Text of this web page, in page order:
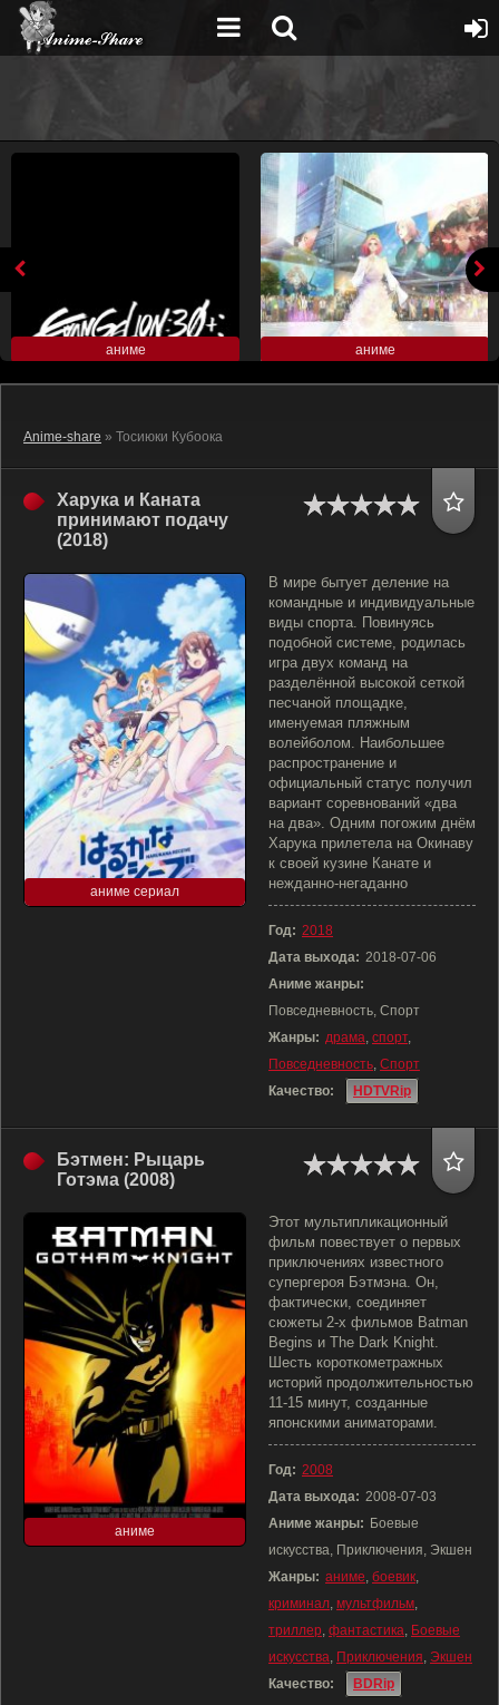
аниме аниме
Anime-share » Тосиюки Кубоока
Харука и Каната
принимают подачу
(2018)
аниме сериал
В мире бытует деление на
командные и индивидуальные
виды спорта. Повинуясь
подобной системе, родилась
игра двух команд на
разделённой высокой сеткой
песчаной площадке,
именуемая пляжным
волейболом. Наибольшее
распространение и
официальный статус получил
вариант соревнований «два
на два». Одним погожим днём
Харука прилетела на Окинаву
к своей кузине Канате и
нежданно-негаданно
Год: 2018
Дата выхода: 2018-07-06
Аниме жанры:
Повседневность, Спорт
Жанры: драма, спорт,
Повседневность, Спорт
Качество:
HDTVRip
Бэтмен: Рыцарь
Готэма (2008)
аниме
Этот мультипликационный
фильм повествует о первых
приключениях известного
супергероя Бэтмэна. Он,
фактически, соединяет
сюжеты 2-х фильмов Batman
Begins и The Dark Knight.
Шесть короткометражных
историй продолжительностью
11-15 минут, созданные
японскими аниматорами.
Год: 2008
Дата выхода: 2008-07-03
Аниме жанры: Боевые
искусства, Приключения, Экшен
Жанры: аниме, боевик,
криминал, мультфильм,
триллер, фантастика, Боевые
искусства, Приключения, Экшен
Качество:
BDRip